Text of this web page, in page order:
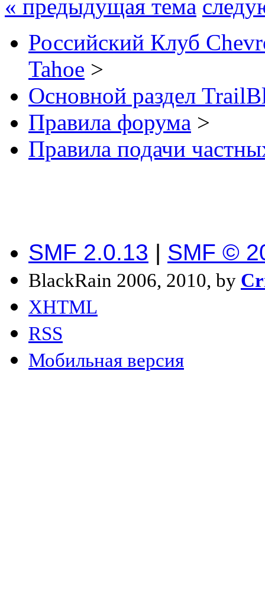
« предыдущая тема
Российский Клуб
Tahoe >
Основной раздел
Правила форума >
Правила подачи
SMF 2.0.13 | SMF ©
BlackRain 2006, 2010, by
XHTML
RSS
Мобильная версия